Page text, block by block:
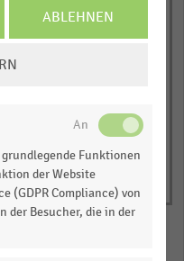
ABLEHNEN
Funktionen
der Website
(GDPR Compliance) von
der Besucher, die in der